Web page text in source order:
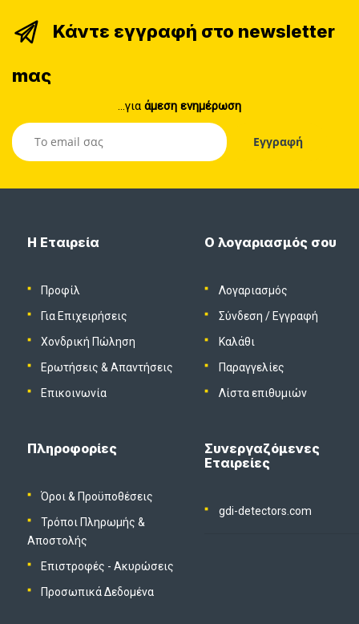
Κάντε εγγραφή στο newsletter
mας
...για άμεση ενημέρωση
Η Εταιρεία
Προφίλ
Για Επιχειρήσεις
Χονδρική Πώληση
Ερωτήσεις & Απαντήσεις
Επικοινωνία
Ο λογαριασμός σου
Λογαριασμός
Σύνδεση / Εγγραφή
Καλάθι
Παραγγελίες
Λίστα επιθυμιών
Πληροφορίες
Όροι & Προϋποθέσεις
Τρόποι Πληρωμής &
Αποστολής
Επιστροφές - Ακυρώσεις
Προσωπικά Δεδομένα
Συνεργαζόμενες
Εταιρείες
gdi-detectors.com